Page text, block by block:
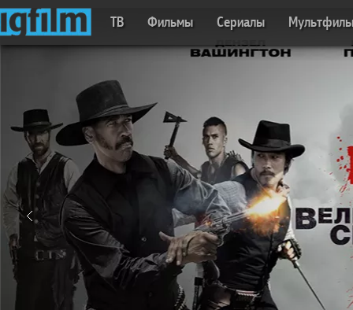
ТВ Фильмы Сериалы